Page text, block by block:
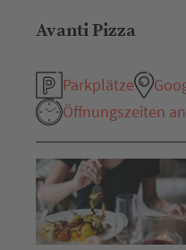
Avanti Pizza
Parkplätze
Öffnungszeiten